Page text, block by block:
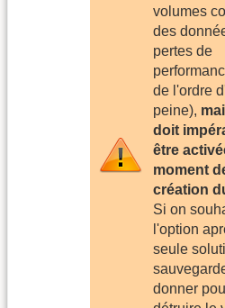
volumes
des
pertes de
de l'ordre
peine),
doit
être
moment
création
Si on
l'option
seule
donner